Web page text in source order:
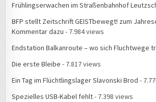
Frühlingserwachen im Straßenbahnhof
BFP stellt Zeitschrift GEISTbewegt! zum
Kommentar dazu - 7.984 views
Endstation Balkanroute – wo sich Fluchtwege
Die erste Bleibe - 7.817 views
Ein Tag im Flüchtlingslager Slavonski Brod -
Spezielles USB-Kabel fehlt- 7.398 views